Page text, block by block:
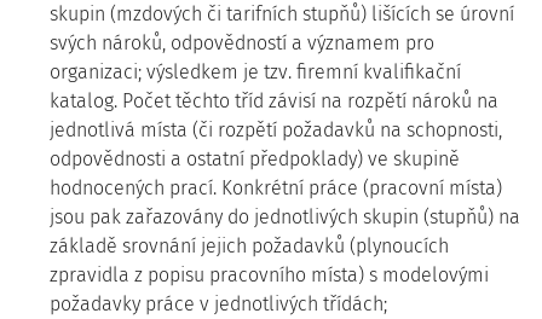
skupin (mzdových či tarifních stupňů) lišících se úrovní
svých nároků, odpovědností a významem pro
organizaci; výsledkem je tzv. firemní kvalifikační
katalog. Počet těchto tříd závisí na rozpětí nároků na
jednotlivá místa (či rozpětí požadavků na schopnosti,
odpovědnosti a ostatní předpoklady) ve skupině
hodnocených prací. Konkrétní práce (pracovní místa)
jsou pak zařazovány do jednotlivých skupin (stupňů) na
základě srovnání jejich požadavků (plynoucích
zpravidla z popisu pracovního místa) s modelovými
požadavky práce v jednotlivých třídách;